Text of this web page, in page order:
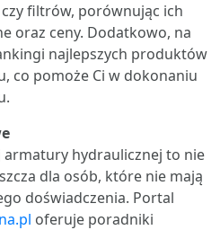
filtrów, porównując ich
oraz ceny. Dodatkowo, na
najlepszych produktów
co pomoże Ci w dokonaniu
hydraulicznej to nie
dla osób, które nie mają
doświadczenia. Portal
oferuje poradniki